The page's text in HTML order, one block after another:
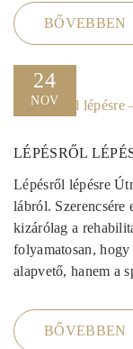
BŐVEBBEN
24
NOV
LÉPÉSRŐL
Lépésről lépésre
lábról. Szerencsére
kizárólag a
folyamatosan, hogy
alapvető, hanem a
BŐVEBBEN